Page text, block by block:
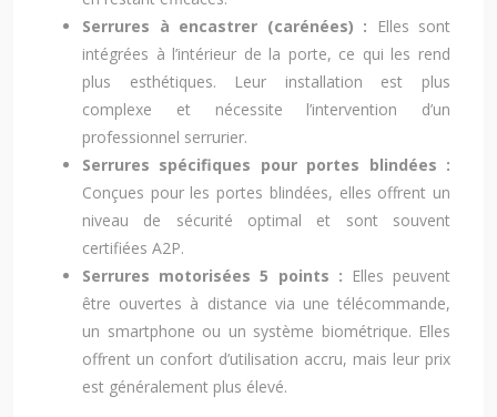
Serrures à encastrer (carénées) :
Elles sont
intégrées à l’intérieur de la porte, ce qui les rend
plus esthétiques. Leur installation est plus
complexe et nécessite l’intervention d’un
professionnel serrurier.
Serrures spécifiques pour portes blindées :
Conçues pour les portes blindées, elles offrent un
niveau de sécurité optimal et sont souvent
certifiées A2P.
Serrures motorisées 5 points : Elles peuvent
être ouvertes à distance via une télécommande,
un smartphone ou un système biométrique. Elles
offrent un confort d’utilisation accru, mais leur prix
est généralement plus élevé.